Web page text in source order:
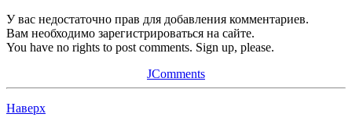
У вас недостаточно прав для добавления комментариев.
Вам необходимо зарегистрироваться на сайте.
You have no rights to post comments. Sign up, please.
JComments
Наверх